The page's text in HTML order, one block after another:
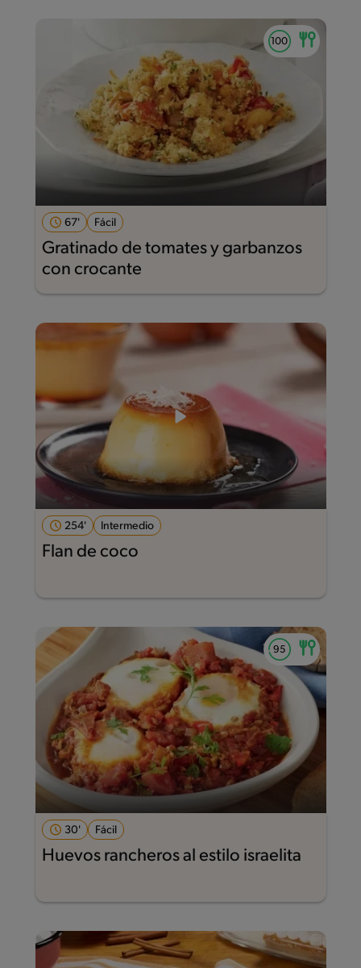
67' Fácil
Gratinado de tomates y garbanzos
con crocante
254' Intermedio
Flan de coco
30' Fácil
Huevos rancheros al estilo israelita